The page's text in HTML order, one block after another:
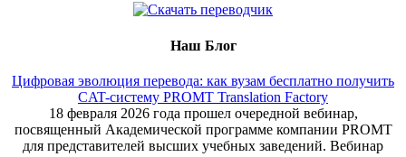
Наш Блог
Цифровая эволюция перевода: как вузам бесплатно получить
CAT-систему PROMT Translation Factory
18 февраля 2026 года прошел очередной вебинар,
посвященный Академической программе компании PROMT
для представителей высших учебных заведений. Вебинар